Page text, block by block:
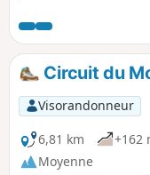
panorama sur le Val
Circuit du
Visorandonneur
6,81 km
+162
Moyenne